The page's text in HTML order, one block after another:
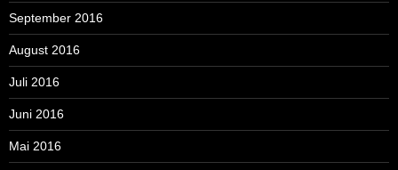
September 2016
August 2016
Juli 2016
Juni 2016
Mai 2016